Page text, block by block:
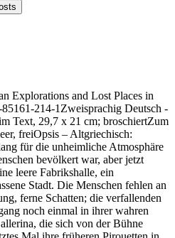
Explorations and Lost Places in
214-1Zweisprachig Deutsch -
Text, 29,7 x 21 cm; broschiertZum
freiOpsis – Altgriechisch:
für die unheimliche Atmosphäre
bevölkert war, aber jetzt
leere Fabrikshalle, ein
Stadt. Die Menschen fehlen an
ferne Schatten; die verfallenden
noch einmal in ihrer wahren
die sich von der Bühne